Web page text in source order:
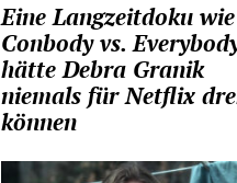
Eine Langzeitdoku wie
Conbody vs.
hätte Debra Granik
niemals für Netflix
können